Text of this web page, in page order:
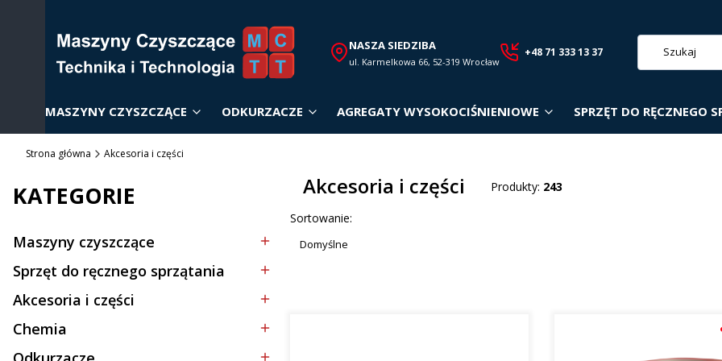
+48 71 333 13 37
NASZA SIEDZIBA
ul. Karmelkowa 66, 52-319 Wrocław
MASZYNY CZYSZCZĄCE ODKURZACZE AGREGATY WYSOKOCIŚNIENIOWE SPRZĘT DO RĘCZNEGO
Strona główna Akcesoria i części
KATEGORIE
Kategoria - Maszyny czyszczące
Maszyny czyszczące
Kategoria - Sprzęt do ręcznego sprzątania
Sprzęt do ręcznego sprzątania
Kategoria - Akcesoria i części
Akcesoria i części
Kategoria - Chemia
Chemia
Akcesoria i części Produkty: 243
Lista produktów
Sortowanie:
Domyślne